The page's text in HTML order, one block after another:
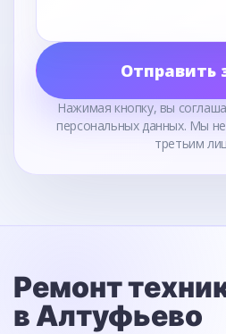
Отправить
Нажимая кнопку, вы
персональных данных. Мы
третьим
Ремонт
в Алтуфьево